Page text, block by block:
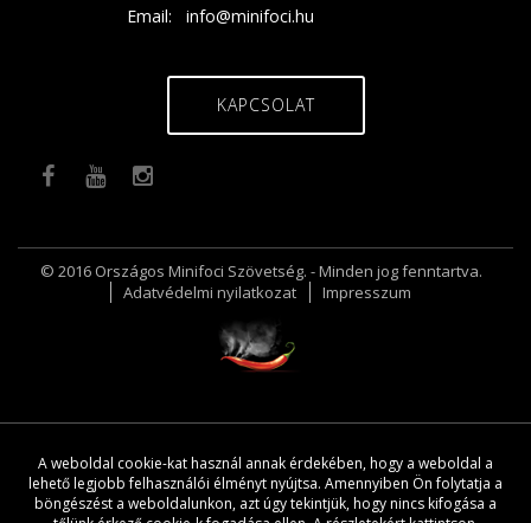
Email:
info@minifoci.hu
KAPCSOLAT
© 2016 Országos Minifoci Szövetség. - Minden jog fenntartva.
Adatvédelmi nyilatkozat
Impresszum
A weboldal cookie-kat használ annak érdekében, hogy a weboldal a
lehető legjobb felhasználói élményt nyújtsa. Amennyiben Ön folytatja a
böngészést a weboldalunkon, azt úgy tekintjük, hogy nincs kifogása a